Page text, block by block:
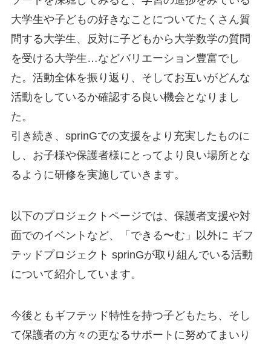
大学生や子どもの好きなことについてたくさん質
問する大学生、反対に子どもから大学数学の質問
を受ける大学生…などバリエーション豊富でし
た。活動全体を振り返り、そしてお互いがどんな
活動をしているか確認する良い機会となりまし
た。
引き続き、sprinGでの支援をより充実したものに
し、お子様や保護者様にとってより良い場所とな
るように研修を実施していきます。
以下のプロジェクトページでは、保護者支援や対
面でのイベントなど、「できる〜む」以外に ギフ
テッドプロジェクト sprinGが取り組んでいる活動
について紹介しています。
今後ともギフテッド特性を持つ子どもたち、そし
て保護者の方々の更なるサポートに努めてまいり